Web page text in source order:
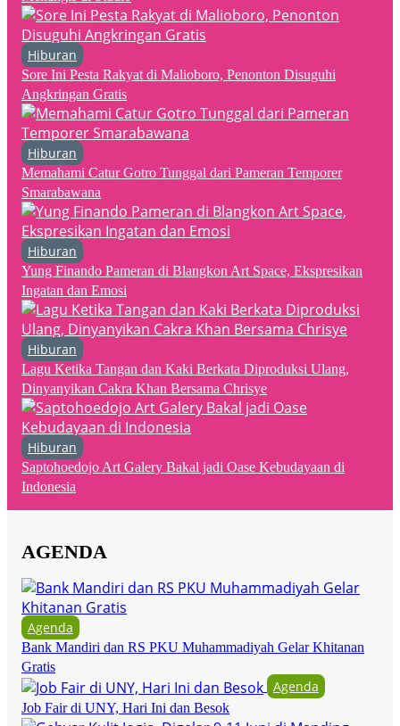
Hiburan
Sore Ini Pesta Rakyat di Malioboro, Penonton Disuguhi
Angkringan Gratis
Hiburan
Memahami Catur Gotro Tunggal dari Pameran Temporer
Smarabawana
Hiburan
Yung Finando Pameran di Blangkon Art Space, Ekspresikan
Ingatan dan Emosi
Hiburan
Lagu Ketika Tangan dan Kaki Berkata Diproduksi Ulang,
Dinyanyikan Cakra Khan Bersama Chrisye
Hiburan
Saptohoedojo Art Galery Bakal jadi Oase Kebudayaan di
Indonesia
AGENDA
Agenda
Bank Mandiri dan RS PKU Muhammadiyah Gelar Khitanan
Gratis
Agenda
Job Fair di UNY, Hari Ini dan Besok